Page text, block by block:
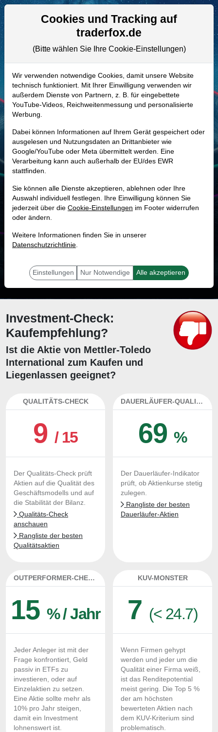
Aktien- und Artikelsuche
910553 | MTD–Mettler-Toledo
International Aktie
Realtime-Aktienkurs:
- - -
-
Marktkapitalisierung 28,64 Mrd. USD
Unternehmenswert
Umsatz 4,03 Mrd. USD
42.7 %
mit dieser Aktie erfolgreich sein.
Investment-Check:
Kaufempfehlung?
Ist die Aktie von Mettler-Toledo
International zum Kaufen und
Liegenlassen geeignet?
QUALITÄTS-CHECK
9/ 15
Der Qualitäts-Check prüft
Aktien auf die Qualität des
Geschäftsmodells und auf
die Stabilität der Bilanz.
Qualitäts-Check
anschauen
Rangliste der besten
Qualitätsaktien
DAUERLÄUFER-QUALITÄTEN
69%
Der Dauerläufer-Indikator
prüft, ob Aktienkurse stetig
zulegen.
Rangliste der besten
Dauerläufer-Aktien
OUTPERFORMER-CHECK
15 % / Jahr
Jeder Anleger ist mit der
Frage konfrontiert, Geld
passiv in ETFs zu
investieren, oder auf
Einzelaktien zu setzen.
Eine Aktie sollte mehr als
10% pro Jahr steigen,
damit ein Investment
lohnenswert ist.
KUV-MONSTER
7 (< 24.7)
Wenn Firmen gehypt
werden und jeder um die
Qualität einer Firma weiß,
ist das Renditepotential
meist gering. Die Top 5 %
der am höchsten
bewerteten Aktien nach
dem KUV-Kriterium sind
problematisch.
Cookies und Tracking auf
traderfox.de
(Bitte wählen Sie Ihre Cookie-Einstellungen)
Wir verwenden notwendige Cookies, damit unsere Website
technisch funktioniert. Mit Ihrer Einwilligung verwenden wir
außerdem Dienste von Partnern, z. B. für eingebettete
YouTube-Videos, Reichweitenmessung und personalisierte
Werbung.
Dabei können Informationen auf Ihrem Gerät gespeichert oder
ausgelesen und Nutzungsdaten an Drittanbieter wie
Google/YouTube oder Meta übermittelt werden. Eine
Verarbeitung kann auch außerhalb der EU/des EWR
stattfinden.
Sie können alle Dienste akzeptieren, ablehnen oder Ihre
Auswahl individuell festlegen. Ihre Einwilligung können Sie
jederzeit über die Cookie-Einstellungen im Footer widerrufen
oder ändern.
Weitere Informationen finden Sie in unserer
Datenschutzrichtlinie.
Einstellungen Nur Notwendige Alle akzeptieren